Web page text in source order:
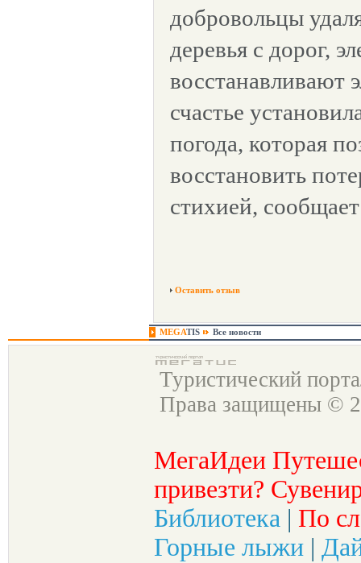
добровольцы
деревья с дорог,
восстанавливают
счастье
погода, которая
восстановить
стихией,
Оставить отзыв
MEGATIS Все новости
Туристический
Права защищены ©
МегаИдеи
привезти?
Библиотека | По
Горные лыжи |